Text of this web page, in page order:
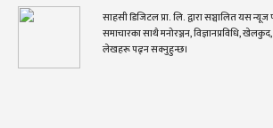
साहसी डिजिटल प्रा. लि. द्वारा सञ्चालित यस न्यूज
समाचारका साथै मनोरञ्जन, विज्ञानप्रविधि,
लेखहरू पढ्न सक्नुहुन्छ।